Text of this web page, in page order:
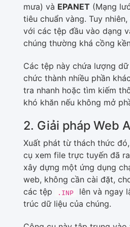
mưa) và EPANET (Mạng
tiêu chuẩn vàng. Tuy
với các tệp đầu vào dạng
chúng thường khá cồng
Các tệp này chứa lượng
chức thành nhiều phần
tra nhanh hoặc tìm kiếm
khó khăn nếu không mở
2. Giải pháp Web
Xuất phát từ thách thức
cụ xem file trực tuyến đã
xây dựng một ứng dụng
web, không cần cài đặt,
các tệp
.INP
lên và ngay
trúc dữ liệu của chúng.